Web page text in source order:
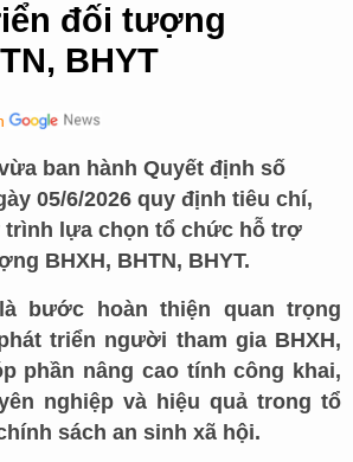
đối tượng
BHYT
ban hành Quyết định số
05/6/2026 quy định tiêu chí,
trình lựa chọn tổ chức hỗ trợ
BHXH, BHTN, BHYT.
bước hoàn thiện quan trọng
triển người tham gia BHXH,
phần nâng cao tính công khai,
nghiệp và hiệu quả trong tổ
sách an sinh xã hội.